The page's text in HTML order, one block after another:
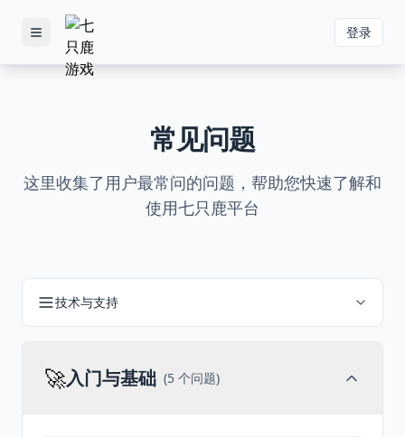
Toggle menu 登录
常见问题
这里收集了用户最常问的问题，帮助您快速了解和
使用七只鹿平台
技术与支持
🚀入门与基础 (5 个问题)